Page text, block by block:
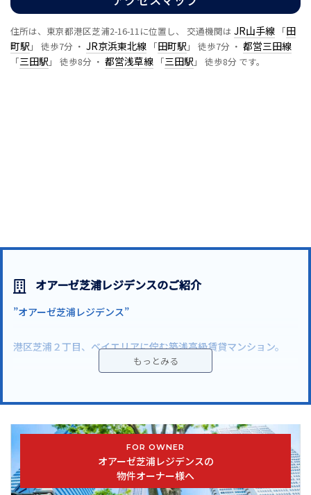
住所は、東京都港区芝浦2-16-11に位置し、 交通機関は JR山手線 「田
町駅 」 徒歩7分 ・ JR京浜東北線 「田町駅 」 徒歩7分 ・ 都営三田線
「三田駅 」 徒歩8分 ・ 都営浅草線 「三田駅 」 徒歩8分 です。
オアーゼ芝浦レジデンスのご紹介
”オアーゼ芝浦レジデンス”
港区芝浦２丁目、ベイエリアに佇む築浅高級賃貸マンション。
草線 「三田」駅徒歩8分。
地上14階建・総戸数150戸の高級賃貸マンションです。
総戸数150戸の大規模マンションで１Kから２LDKとシングルから
ファミリーまで様々なライフスタイルに対応する住戸プランを揃
えています。
FOR OWNER
オアーゼ芝浦レジデンスの
物件オーナー様へ